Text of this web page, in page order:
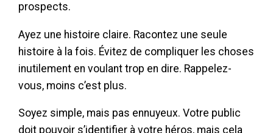
prospects.
Ayez une histoire claire. Racontez une seule
histoire à la fois. Évitez de compliquer les choses
inutilement en voulant trop en dire. Rappelez-
vous, moins c’est plus.
Soyez simple, mais pas ennuyeux. Votre public
doit pouvoir s’identifier à votre héros, mais cela